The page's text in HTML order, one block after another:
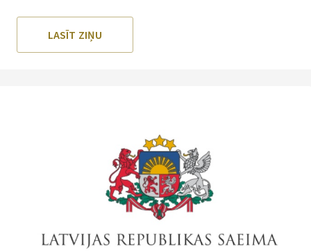
LASĪT ZIŅU